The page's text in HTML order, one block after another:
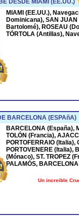
DESDE MIAMI (EE.UU.)
MIAMI (EE.UU.),
Dominicana), SAN JUAN
Bartolomé), ROSEAU
TÓRTOLA (Antillas),
BARCELONA (ESPAñA)
BARCELONA (España),
TOLÓN (Francia),
PORTOFERRAIO (Italia),
PORTOVENERE (Italia),
(Mónaco), ST. TROPEZ
PALAMÓS,
Un increible